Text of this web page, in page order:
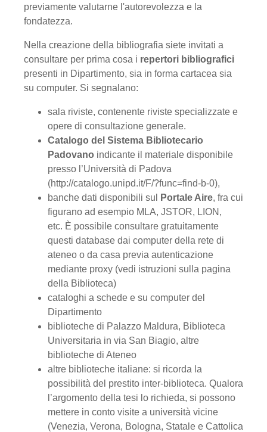
previamente valutarne l'autorevolezza e la
fondatezza.
Nella creazione della bibliografia siete invitati a
consultare per prima cosa i repertori bibliografici
presenti in Dipartimento, sia in forma cartacea sia
su computer. Si segnalano:
sala riviste, contenente riviste specializzate e
opere di consultazione generale.
Catalogo del Sistema Bibliotecario
Padovano indicante il materiale disponi­bile
presso l’Università di Padova
(http://catalogo.unipd.it/F/?func=find-b-0),
banche dati disponibili sul
Portale Aire, fra cui
figurano ad esempio MLA, JSTOR, LION,
etc. È possibile consultare gratuitamente
questi database dai computer della rete di
ateneo o da casa previa autenticazione
mediante proxy (vedi istruzioni sulla pagina
della Biblioteca)
cataloghi a schede e su computer del
Dipartimento
biblioteche di Palazzo Maldura, Biblioteca
Universitaria in via San Biagio, altre
biblioteche di Ateneo
altre biblioteche italiane: si ricorda la
possibilità del prestito inter-biblioteca. Qualora
l’argomento della tesi lo richieda, si possono
mettere in conto visite a uni­versità vicine
(Venezia, Verona, Bologna, Statale e Cattolica